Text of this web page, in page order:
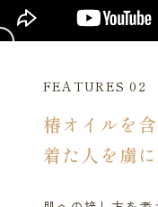
FEATURES 02
椿オイルを含
着た人を虜